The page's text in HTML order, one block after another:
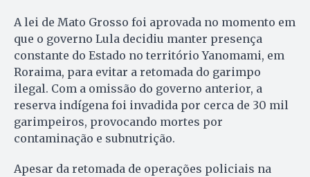
A lei de Mato Grosso foi aprovada no momento em
que o governo Lula decidiu manter presença
constante do Estado no território Yanomami, em
Roraima, para evitar a retomada do garimpo
ilegal. Com a omissão do governo anterior, a
reserva indígena foi invadida por cerca de 30 mil
garimpeiros, provocando mortes por
contaminação e subnutrição.
Apesar da retomada de operações policiais na